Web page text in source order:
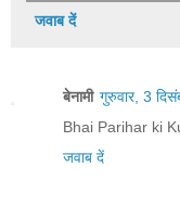
जवाब दें
बेनामी गुरुवार, 3
Bhai Parihar ki
जवाब दें